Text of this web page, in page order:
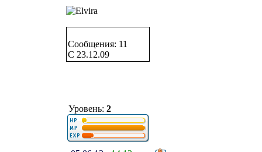
Сообщения: 11
C 23.12.09
Уровень: 2